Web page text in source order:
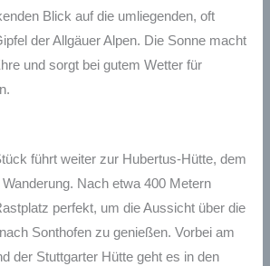
Blick auf die umliegenden, oft
der Allgäuer Alpen. Die Sonne macht
und sorgt bei gutem Wetter für
führt weiter zur Hubertus-Hütte, dem
Nach etwa 400 Metern
perfekt, um die Aussicht über die
Sonthofen zu genießen. Vorbei am
der Stuttgarter Hütte geht es in den